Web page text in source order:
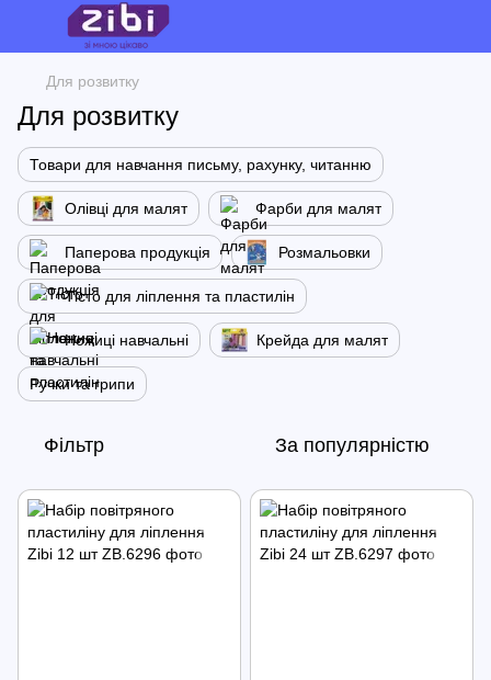
Для розвитку
Для розвитку
Товари для навчання письму, рахунку, читанню
Олівці для малят Фарби для малят
Паперова продукція Розмальовки
Тісто для ліплення та пластилін
Ножиці навчальні Крейда для малят
Ручки та грипи
Фільтр За популярністю